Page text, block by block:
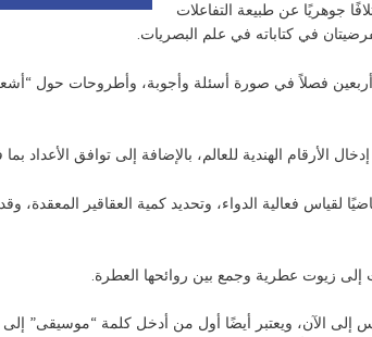
جوهريًا عن طبيعة التفاعلات
في كتاباته في علم البصريات.
فصلاً في صورة أسئلة وأجوبة، وأطروحات حول
الهندية للعالم، بالإضافة إلى توافق الأعداد
فعالية الدواء، وتحديد كمية العقاقير المعقدة،
إلى زيوت عطرية وجمع بين روائحها العطرة.
ويعتبر أيضًا أول من أدخل كلمة “موسيقى” إلى